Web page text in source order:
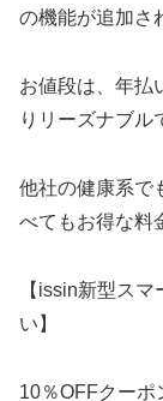
の機能が追加さ
お値段は、年払
りリーズナブル
他社の健康系で
べてもお得な料
【issin新型ス
い】
10％OFFクーポ